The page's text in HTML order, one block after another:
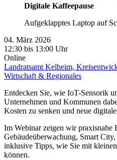
Digitale Kaffeepause
Aufgeklapptes Laptop auf
04. März 2026
12:30 bis 13:00 Uhr
Online
Landratsamt Kelheim,
Wirtschaft & Regionales
Entdecken Sie, wie IoT-Sensorik
Unternehmen und Kommunen
Kosten zu senken und neue
Im Webinar zeigen wir praxisnahe
Gebäudeüberwachung, Smart
inklusive Tipps, wie Sie mit
können.